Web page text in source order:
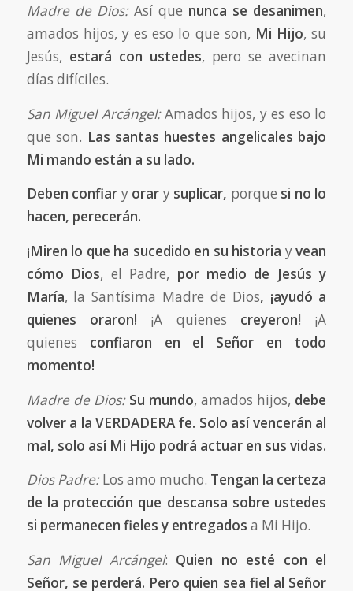
Madre de Dios:Así que nunca se desanimen,
amados hijos, y es eso lo que son, Mi Hijo, su
Jesús, estará con ustedes, pero se avecinan
días difíciles.
San Miguel Arcángel:Amados hijos, y es eso lo
que son. Las santas huestes angelicales bajo
Mi mando están a su lado.
Deben confiar yorar ysuplicar, porque si no lo
hacen, perecerán.
¡Miren lo que ha sucedido en su historia yvean
cómo Dios, el Padre, por medio de Jesús y
María, la Santísima Madre de Dios, ¡ayudó a
quienes oraron! ¡A quienes creyeron! ¡A
quienes confiaron en el Señor en todo
momento!
Madre de Dios: Su mundo, amados hijos, debe
volver a la VERDADERA fe. Solo así vencerán al
mal, solo así Mi Hijo podrá actuar en sus vidas.
Dios Padre:Los amo mucho. Tengan la certeza
de la protección que descansa sobre ustedes
si permanecen fieles y entregados a Mi Hijo.
San Miguel Arcángel: Quien no esté con el
Señor, se perderá. Pero quien sea fiel al Señor